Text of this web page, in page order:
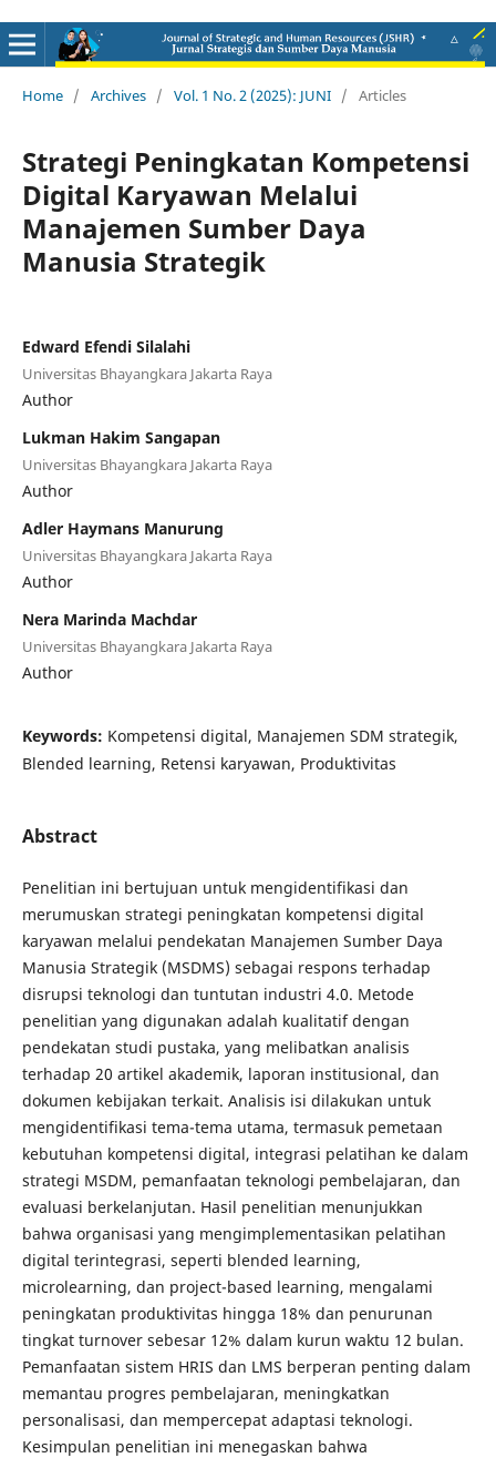
Home / Archives / Vol. 1 No. 2 (2025): JUNI / Articles
Strategi Peningkatan Kompetensi
Digital Karyawan Melalui
Manajemen Sumber Daya
Manusia Strategik
Edward Efendi Silalahi
Universitas Bhayangkara Jakarta Raya
Author
Lukman Hakim Sangapan
Universitas Bhayangkara Jakarta Raya
Author
Adler Haymans Manurung
Universitas Bhayangkara Jakarta Raya
Author
Nera Marinda Machdar
Universitas Bhayangkara Jakarta Raya
Author
Keywords: Kompetensi digital, Manajemen SDM strategik,
Blended learning, Retensi karyawan, Produktivitas
Abstract
Penelitian ini bertujuan untuk mengidentifikasi dan
merumuskan strategi peningkatan kompetensi digital
karyawan melalui pendekatan Manajemen Sumber Daya
Manusia Strategik (MSDMS) sebagai respons terhadap
disrupsi teknologi dan tuntutan industri 4.0. Metode
penelitian yang digunakan adalah kualitatif dengan
pendekatan studi pustaka, yang melibatkan analisis
terhadap 20 artikel akademik, laporan institusional, dan
dokumen kebijakan terkait. Analisis isi dilakukan untuk
mengidentifikasi tema-tema utama, termasuk pemetaan
kebutuhan kompetensi digital, integrasi pelatihan ke dalam
strategi MSDM, pemanfaatan teknologi pembelajaran, dan
evaluasi berkelanjutan. Hasil penelitian menunjukkan
bahwa organisasi yang mengimplementasikan pelatihan
digital terintegrasi, seperti blended learning,
microlearning, dan project-based learning, mengalami
peningkatan produktivitas hingga 18% dan penurunan
tingkat turnover sebesar 12% dalam kurun waktu 12 bulan.
Pemanfaatan sistem HRIS dan LMS berperan penting dalam
memantau progres pembelajaran, meningkatkan
personalisasi, dan mempercepat adaptasi teknologi.
Kesimpulan penelitian ini menegaskan bahwa